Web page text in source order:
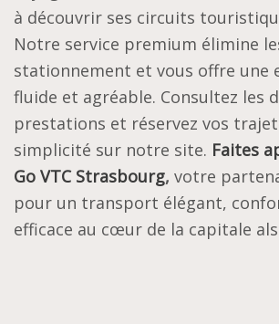
à découvrir ses circuits
Notre service premium élimine
stationnement et vous offre une
fluide et agréable. Consultez les
prestations et réservez vos
simplicité sur notre site. Faites
Go VTC Strasbourg, votre
pour un transport élégant,
efficace au cœur de la capitale